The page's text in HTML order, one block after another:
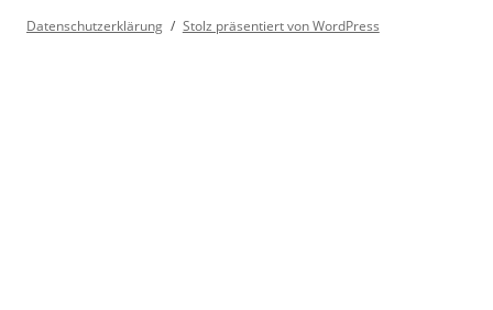
Datenschutzerklärung Stolz präsentiert von WordPress